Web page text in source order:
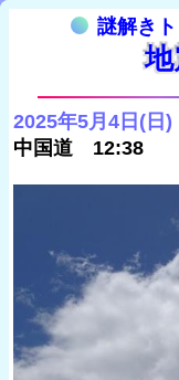
謎解き
2025年5月4日(日)
中国道 12:38